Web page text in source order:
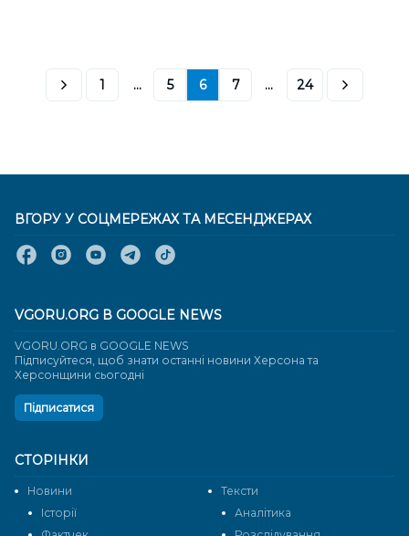
1 ... 5 6 7 ... 24
СТОРІНКИ
Новини
Тексти
Історії
Аналітика
ВГОРУ У СОЦМЕРЕЖАХ ТА МЕСЕНДЖЕРАХ
VGORU.ORG В GOOGLE NEWS
VGORU.ORG в GOOGLE NEWS
Підписуйтеся, щоб знати останні новини Херсона та
Херсонщини сьогодні
Підписатися